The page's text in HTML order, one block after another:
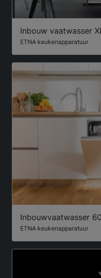
Inbouw vaatwasser
ETNA keukenapparatuur
Inbouwvaatwasser
ETNA keukenapparatuur